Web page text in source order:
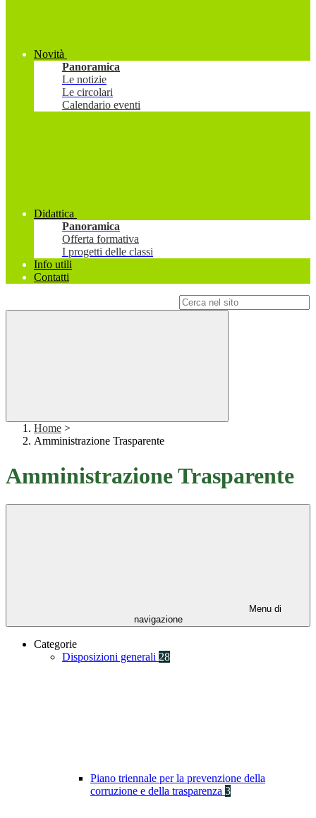
Novità
Panoramica
Le notizie
Le circolari
Calendario eventi
Didattica
Panoramica
Offerta formativa
I progetti delle classi
Info utili
Contatti
Home >
Amministrazione Trasparente
Amministrazione Trasparente
Menu di
navigazione
Categorie
Disposizioni generali 28
Piano triennale per la prevenzione della
corruzione e della trasparenza 3